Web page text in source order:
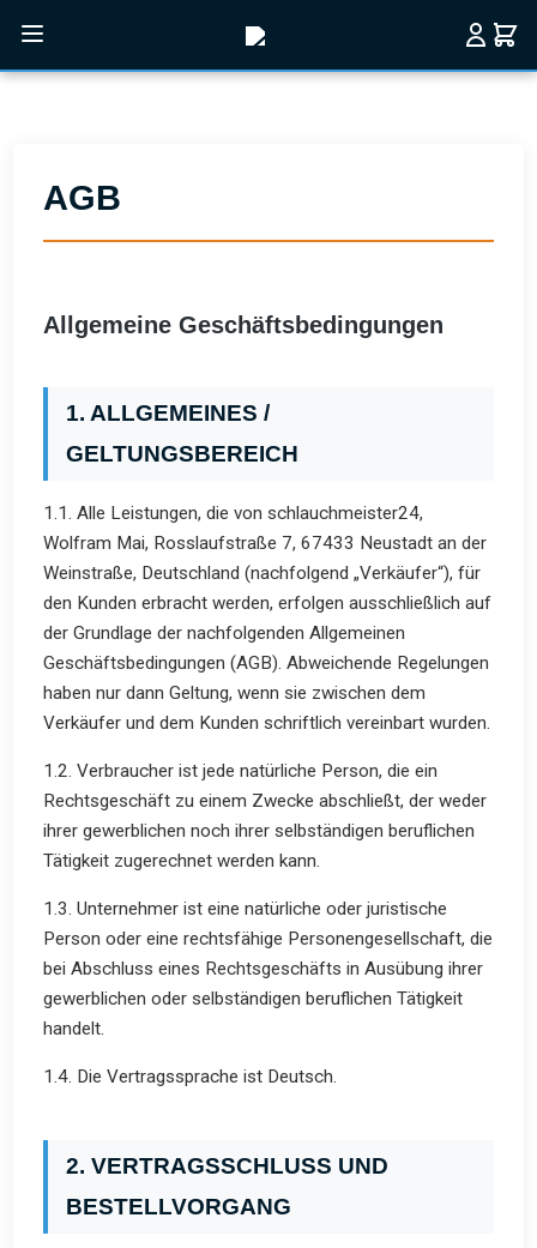
Zum Hauptinhalt springen
AGB
Allgemeine Geschäftsbedingungen
1. ALLGEMEINES /
GELTUNGSBEREICH
1.1. Alle Leistungen, die von schlauchmeister24,
Wolfram Mai, Rosslaufstraße 7, 67433 Neustadt an der
Weinstraße, Deutschland (nachfolgend „Verkäufer“), für
den Kunden erbracht werden, erfolgen ausschließlich auf
der Grundlage der nachfolgenden Allgemeinen
Geschäftsbedingungen (AGB). Abweichende Regelungen
haben nur dann Geltung, wenn sie zwischen dem
Verkäufer und dem Kunden schriftlich vereinbart wurden.
1.2. Verbraucher ist jede natürliche Person, die ein
Rechtsgeschäft zu einem Zwecke abschließt, der weder
ihrer gewerblichen noch ihrer selbständigen beruflichen
Tätigkeit zugerechnet werden kann.
1.3. Unternehmer ist eine natürliche oder juristische
Person oder eine rechtsfähige Personengesellschaft, die
bei Abschluss eines Rechtsgeschäfts in Ausübung ihrer
gewerblichen oder selbständigen beruflichen Tätigkeit
handelt.
1.4. Die Vertragssprache ist Deutsch.
2. VERTRAGSSCHLUSS UND
BESTELLVORGANG